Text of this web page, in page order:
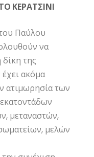
ΚΕΡΑΤΣΙΝΙ
Παύλου
να
της
ακόμα
ατιμωρησία των
μεταναστών,
μελών